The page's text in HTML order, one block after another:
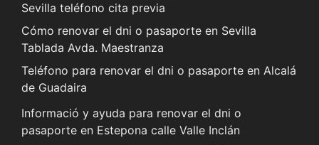
Sevilla teléfono cita previa
Cómo renovar el dni o pasaporte en Sevilla
Tablada Avda. Maestranza
Teléfono para renovar el dni o pasaporte en Alcalá
de Guadaira
Informació y ayuda para renovar el dni o
pasaporte en Estepona calle Valle Inclán